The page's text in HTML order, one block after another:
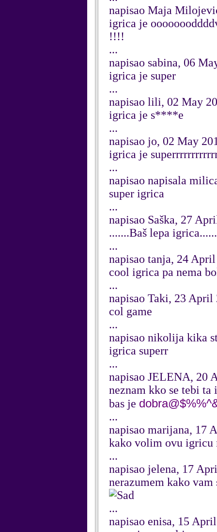
napisao Maja
igrica je
!!!!
...
napisao sabina, 06
igrica je super
...
napisao lili, 02 May
igrica je s****e
...
napisao jo, 02 May
igrica je
...
napisao napisala
super igrica
...
napisao Saška, 27
.......Baš lepa igrica......
...
napisao tanja, 24
cool igrica pa nema
...
napisao Taki, 23 April
col game
...
napisao nikolija kika
igrica superr
...
napisao JELENA, 20
neznam kko se tebi ta
bas je
...
napisao marijana, 17
kako volim ovu igricu
...
napisao jelena, 17
nerazumem kako
...
napisao enisa, 15